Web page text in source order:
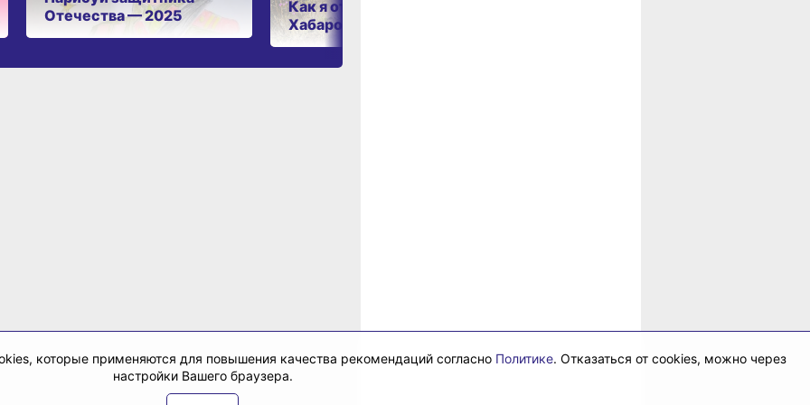
Отечества — 2025
Как я отдыхаю в
Хабаровском крае
которые применяются для повышения качества рекомендаций согласно Политике. Отказаться от cookies, можно через
настройки Вашего браузера.